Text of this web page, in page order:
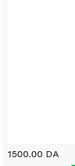
1500.00 DA